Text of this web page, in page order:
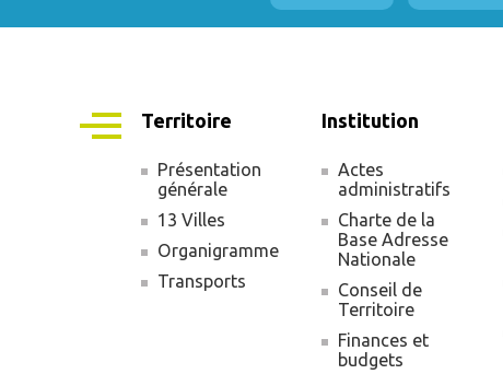
Navigation
principale
Territoire
Présentation
générale
13 Villes
Organigramme
Transports
Institution
Actes
administratifs
Charte de la
Base Adresse
Nationale
Conseil de
Territoire
Finances et
budgets